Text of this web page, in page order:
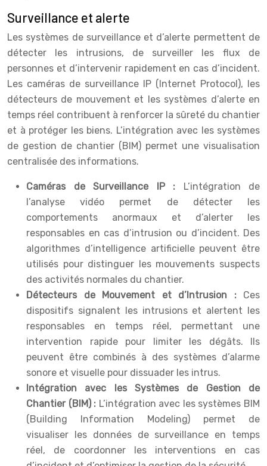
Surveillance et alerte
Les systèmes de surveillance et d’alerte permettent de
détecter les intrusions, de surveiller les flux de
personnes et d’intervenir rapidement en cas d’incident.
Les caméras de surveillance IP (Internet Protocol), les
détecteurs de mouvement et les systèmes d’alerte en
temps réel contribuent à renforcer la sûreté du chantier
et à protéger les biens. L’intégration avec les systèmes
de gestion de chantier (BIM) permet une visualisation
centralisée des informations.
Caméras de Surveillance IP : L’intégration de
l’analyse vidéo permet de détecter les
comportements anormaux et d’alerter les
responsables en cas d’intrusion ou d’incident. Des
algorithmes d’intelligence artificielle peuvent être
utilisés pour distinguer les mouvements suspects
des activités normales du chantier.
Détecteurs de Mouvement et d’Intrusion : Ces
dispositifs signalent les intrusions et alertent les
responsables en temps réel, permettant une
intervention rapide pour limiter les dégâts. Ils
peuvent être combinés à des systèmes d’alarme
sonore et visuelle pour dissuader les intrus.
Intégration avec les Systèmes de Gestion de
Chantier (BIM) : L’intégration avec les systèmes BIM
(Building Information Modeling) permet de
visualiser les données de surveillance en temps
réel, de coordonner les interventions en cas